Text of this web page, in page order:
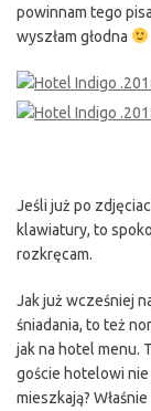
powinnam tego
wyszłam głodna
Jeśli już po
klawiatury, to
rozkręcam.
Jak już wcześniej
śniadania, to też
jak na hotel menu.
goście hotelowi
mieszkają?